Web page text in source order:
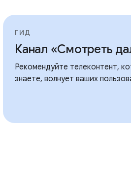
ГИД
Канал «Смотреть
Рекомендуйте телеконтент,
знаете, волнует ваших